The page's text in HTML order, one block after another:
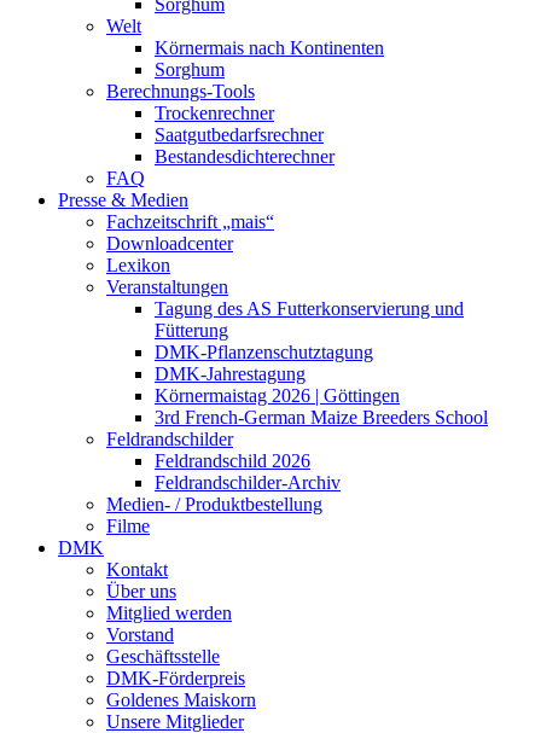
Welt
Körnermais nach Kontinenten
Sorghum
Berechnungs-Tools
Trockenrechner
Saatgutbedarfsrechner
Bestandesdichterechner
FAQ
Presse & Medien
Fachzeitschrift „mais“
Downloadcenter
Lexikon
Veranstaltungen
Tagung des AS Futterkonservierung und
Fütterung
DMK-Pflanzenschutztagung
DMK-Jahrestagung
Körnermaistag 2026 | Göttingen
3rd French-German Maize Breeders School
Feldrandschilder
Feldrandschild 2026
Feldrandschilder-Archiv
Medien- / Produktbestellung
Filme
DMK
Kontakt
Über uns
Mitglied werden
Vorstand
Geschäftsstelle
DMK-Förderpreis
Goldenes Maiskorn
Unsere Mitglieder